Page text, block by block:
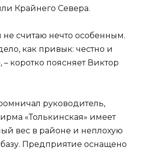
Крайнего Севера.
не считаю нечто особенным.
как привык: честно и
– коротко поясняет Виктор
руководитель,
«Толькинская» имеет
вес в районе и неплохую
Предприятие оснащено